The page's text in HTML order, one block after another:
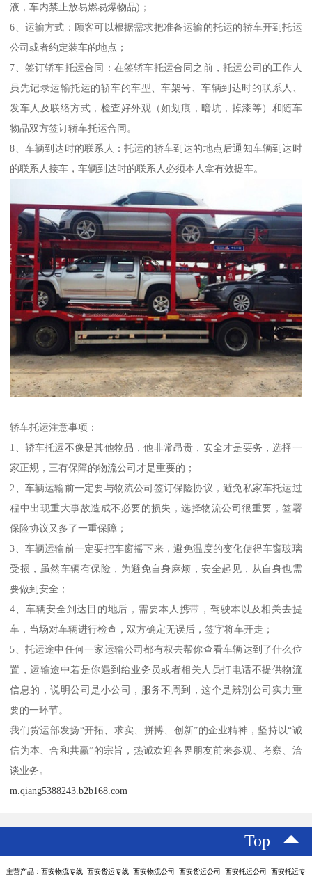
液，车内禁止放易燃易爆物品)；
6、运输方式：顾客可以根据需求把准备运输的托运的轿车开到托运
公司或者约定装车的地点；
7、签订轿车托运合同：在签轿车托运合同之前，托运公司的工作人
员先记录运输托运的轿车的车型、车架号、车辆到达时的联系人、
发车人及联络方式，检查好外观（如划痕，暗坑，掉漆等）和随车
物品双方签订轿车托运合同。
8、车辆到达时的联系人：托运的轿车到达的地点后通知车辆到达时
的联系人接车，车辆到达时的联系人必须本人拿有效提车。
轿车托运注意事项：
1、轿车托运不像是其他物品，他非常昂贵，安全才是要务，选择一
家正规，三有保障的物流公司才是重要的；
2、车辆运输前一定要与物流公司签订保险协议，避免私家车托运过
程中出现重大事故造成不必要的损失，选择物流公司很重要，签署
保险协议又多了一重保障；
3、车辆运输前一定要把车窗摇下来，避免温度的变化使得车窗玻璃
受损，虽然车辆有保险，为避免自身麻烦，安全起见，从自身也需
要做到安全；
4、车辆安全到达目的地后，需要本人携带，驾驶本以及相关去提
车，当场对车辆进行检查，双方确定无误后，签字将车开走；
5、托运途中任何一家运输公司都有权去帮你查看车辆达到了什么位
置，运输途中若是你遇到给业务员或者相关人员打电话不提供物流
信息的，说明公司是小公司，服务不周到，这个是辨别公司实力重
要的一环节。
我们货运部发扬“开拓、求实、拼搏、创新”的企业精神，坚持以“诚
信为本、合和共赢”的宗旨，热诚欢迎各界朋友前来参观、考察、洽
谈业务。
m.qiang5388243.b2b168.com
Top
主营产品：西安物流专线 西安货运专线 西安物流公司 西安货运公司 西安托运公司 西安托运专